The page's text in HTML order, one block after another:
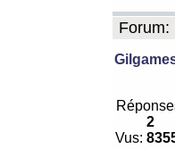
Forum:
2
Vus: